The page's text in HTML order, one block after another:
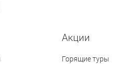
Акции
Горящие туры